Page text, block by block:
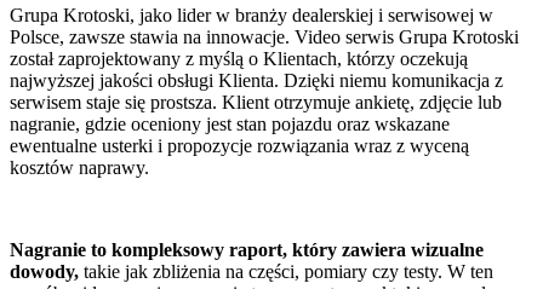
Grupa Krotoski, jako lider w branży dealerskiej i serwisowej w
Polsce, zawsze stawia na innowacje. Video serwis Grupa Krotoski
został zaprojektowany z myślą o Klientach, którzy oczekują
najwyższej jakości obsługi Klienta. Dzięki niemu komunikacja z
serwisem staje się prostsza. Klient otrzymuje ankietę, zdjęcie lub
nagranie, gdzie oceniony jest stan pojazdu oraz wskazane
ewentualne usterki i propozycje rozwiązania wraz z wyceną
kosztów naprawy.
Nagranie to kompleksowy raport, który zawiera wizualne
dowody, takie jak zbliżenia na części, pomiary czy testy. W ten